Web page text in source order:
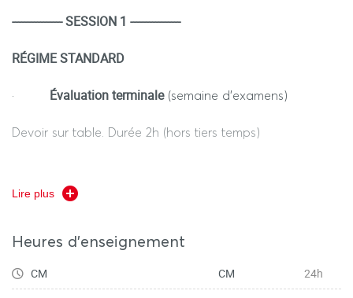
---------------- SESSION 1 ----------------
RÉGIME STANDARD
· Évaluation terminale(semaine d’examens)
Devoir sur table. Durée 2h (hors tiers temps)
RÉGIME DÉROGATOIRE
-Contrôle Terminal(semaine d’examens)
Devoir sur table. Durée 1h30 (hors tiers temps)
Lire plus
Heures d'enseignement
CM CM 24h